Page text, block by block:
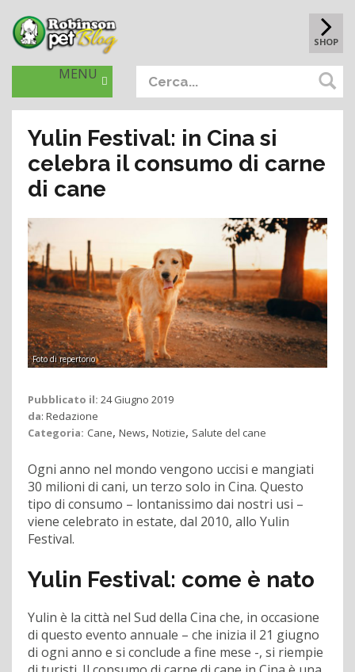
SHOP
MENU
Yulin Festival: in Cina si
celebra il consumo di carne
di cane
Foto di repertorio
Pubblicato il: 24 Giugno 2019
da: Redazione
Categoria: Cane, News, Notizie, Salute del cane
Ogni anno nel mondo vengono uccisi e mangiati
30 milioni di cani, un terzo solo in Cina. Questo
tipo di consumo – lontanissimo dai nostri usi –
viene celebrato in estate, dal 2010, allo Yulin
Festival.
Yulin Festival: come è nato
Yulin è la città nel Sud della Cina che, in occasione
di questo evento annuale – che inizia il 21 giugno
di ogni anno e si conclude a fine mese -, si riempie